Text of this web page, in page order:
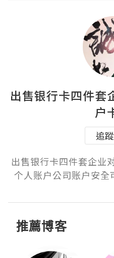
出售银行卡四件套
户
追蹤
出售银行卡四件套企业
个人账户公司账户安
推薦博客